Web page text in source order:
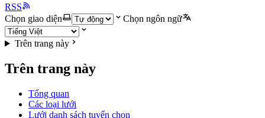
RSS
Chọn giao diện
Chọn ngôn ngữ
Trên trang này
Trên trang này
Tổng quan
Các loại lưới
Lưới danh sách tuyển chọn